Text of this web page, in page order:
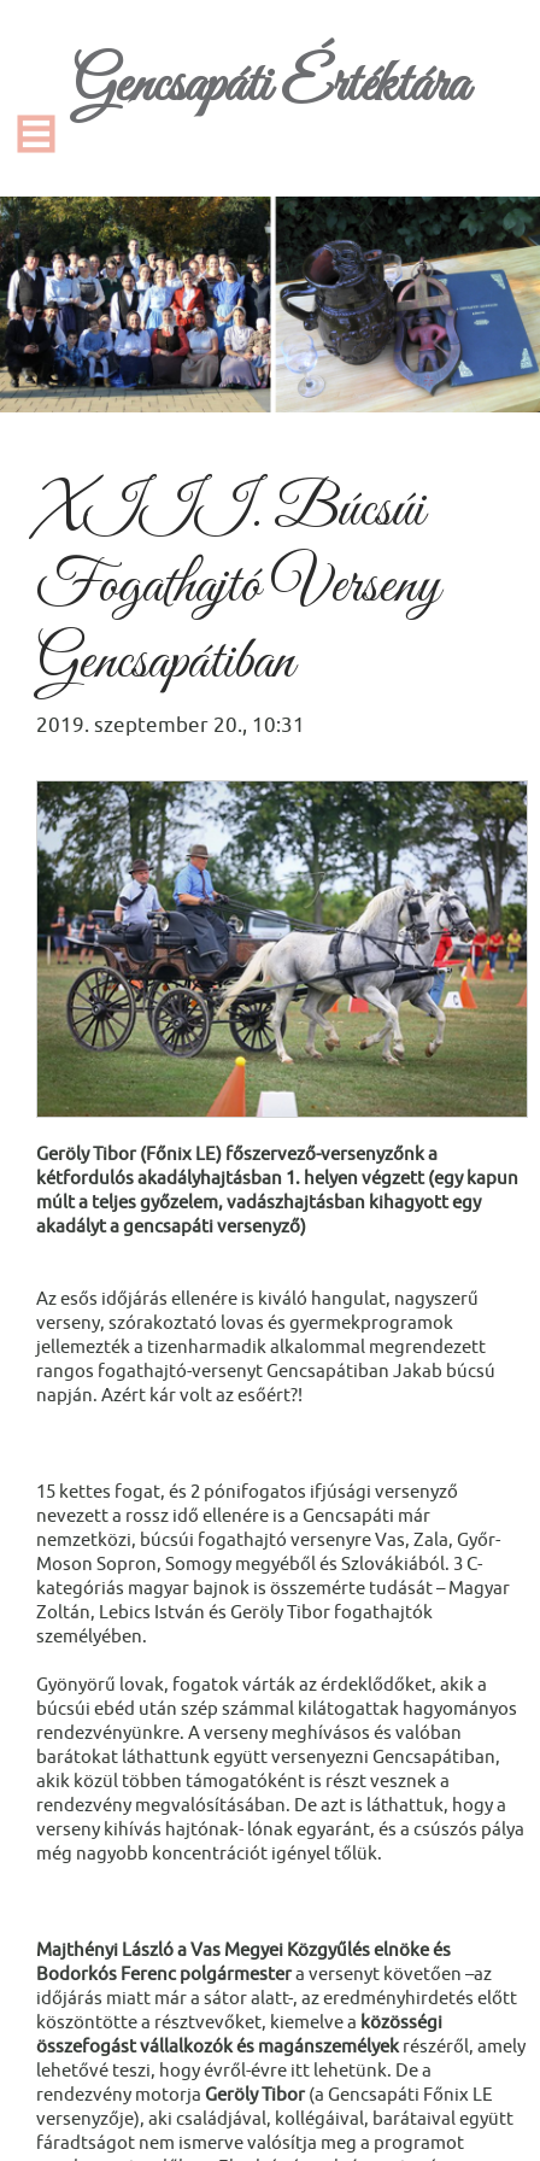
Gencsapáti Értéktára
XIII. Búcsúi
Fogathajtó Verseny
Gencsapátiban
2019. szeptember 20., 10:31
Geröly Tibor (Főnix LE) főszervező-versenyzőnk a
kétfordulós akadályhajtásban 1. helyen végzett (egy kapun
múlt a teljes győzelem, vadászhajtásban kihagyott egy
akadályt a gencsapáti versenyző)
Az esős időjárás ellenére is kiváló hangulat, nagyszerű
verseny, szórakoztató lovas és gyermekprogramok
jellemezték a tizenharmadik alkalommal megrendezett
rangos fogathajtó-versenyt Gencsapátiban Jakab búcsú
napján. Azért kár volt az esőért?!
15 kettes fogat, és 2 pónifogatos ifjúsági versenyző
nevezett a rossz idő ellenére is a Gencsapáti már
nemzetközi, búcsúi fogathajtó versenyre Vas, Zala, Győr-
Moson Sopron, Somogy megyéből és Szlovákiából. 3 C-
kategóriás magyar bajnok is összemérte tudását – Magyar
Zoltán, Lebics István és Geröly Tibor fogathajtók
személyében.
Gyönyörű lovak, fogatok várták az érdeklődőket, akik a
búcsúi ebéd után szép számmal kilátogattak hagyományos
rendezvényünkre. A verseny meghívásos és valóban
barátokat láthattunk együtt versenyezni Gencsapátiban,
akik közül többen támogatóként is részt vesznek a
rendezvény megvalósításában. De azt is láthattuk, hogy a
verseny kihívás hajtónak- lónak egyaránt, és a csúszós pálya
még nagyobb koncentrációt igényel tőlük.
Majthényi László a Vas Megyei Közgyűlés elnöke és
Bodorkós Ferenc polgármestera versenyt követően –az
időjárás miatt már a sátor alatt-, az eredményhirdetés előtt
köszöntötte a résztvevőket, kiemelve a közösségi
összefogást vállalkozók és magánszemélyek részéről, amely
lehetővé teszi, hogy évről-évre itt lehetünk. De a
rendezvény motorja Geröly Tibor(a Gencsapáti Főnix LE
versenyzője), aki családjával, kollégáival, barátaival együtt
fáradtságot nem ismerve valósítja meg a programot